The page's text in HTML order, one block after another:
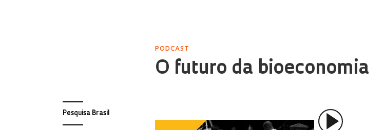
PODCAST
O futuro da bioeconomia
Pesquisa Brasil